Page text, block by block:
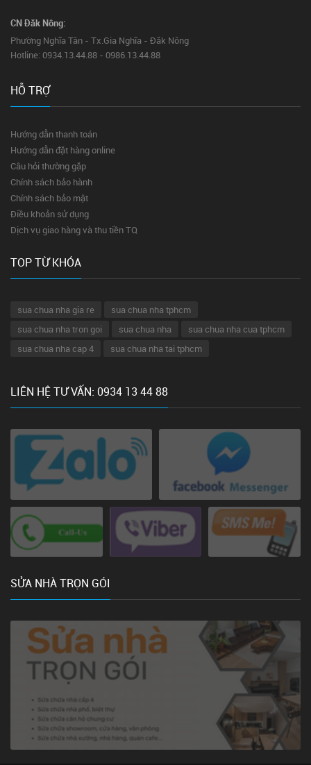
CN Đăk Nông:
Phường Nghĩa Tân - Tx.Gia Nghĩa - Đăk Nông
Hotline: 0934.13.44.88 - 0986.13.44.88
HỖ TRỢ
Hướng dẫn thanh toán
Hướng dẫn đặt hàng online
Câu hỏi thường gặp
Chính sách bảo hành
Chính sách bảo mật
Điều khoản sử dụng
Dịch vụ giao hàng và thu tiền TQ
TOP TỪ KHÓA
sua chua nha gia re
sua chua nha tphcm
sua chua nha tron goi
sua chua nha
sua chua nha cua tphcm
sua chua nha cap 4
sua chua nha tai tphcm
LIÊN HỆ TƯ VẤN: 0934 13 44 88
SỬA NHÀ TRỌN GÓI